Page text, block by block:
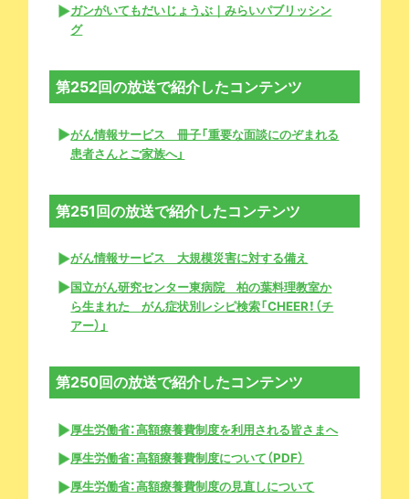
ガンがいてもだいじょうぶ｜みらいパブリッシン
グ
第252回の放送で紹介したコンテンツ
がん情報サービス 冊子「重要な面談にのぞまれる
患者さんとご家族へ」
第251回の放送で紹介したコンテンツ
がん情報サービス 大規模災害に対する備え
国立がん研究センター東病院 柏の葉料理教室か
ら生まれた がん症状別レシピ検索「CHEER！（チ
アー）」
第250回の放送で紹介したコンテンツ
厚生労働省：高額療養費制度を利用される皆さまへ
厚生労働省：高額療養費制度について（PDF）
厚生労働省：高額療養費制度の見直しについて